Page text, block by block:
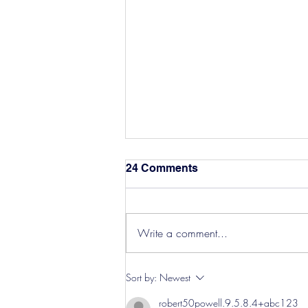
Hereford Tickets
24 Comments
Write a comment...
Sort by: Newest
robert50powell.9.5.8.4+abc123